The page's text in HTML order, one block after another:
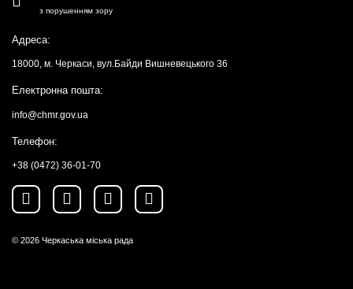
з порушенням зору
Адреса:
18000, м. Черкаси, вул.Байди Вишневецького 36
Електронна пошта:
info@chmr.gov.ua
Телефон:
+38 (0472) 36-01-70
© 2026 Черкаська міська рада